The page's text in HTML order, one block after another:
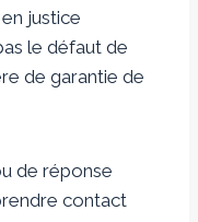
justice
le défaut de
de garantie de
de réponse
contact